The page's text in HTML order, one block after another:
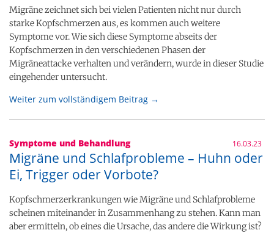
Migräne zeichnet sich bei vielen Patienten nicht nur durch
starke Kopfschmerzen aus, es kommen auch weitere
Symptome vor. Wie sich diese Symptome abseits der
Kopfschmerzen in den verschiedenen Phasen der
Migräneattacke verhalten und verändern, wurde in dieser Studie
eingehender untersucht.
Weiter zum vollständigem Beitrag →
Symptome und Behandlung 16.03.23
Migräne und Schlafprobleme – Huhn oder
Ei, Trigger oder Vorbote?
Kopfschmerzerkrankungen wie Migräne und Schlafprobleme
scheinen miteinander in Zusammenhang zu stehen. Kann man
aber ermitteln, ob eines die Ursache, das andere die Wirkung ist?